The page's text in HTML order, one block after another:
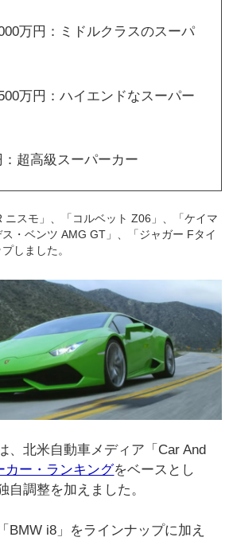
万円：ミドルクラスのスーパ
万円：ハイエンドなスーパー
超高級スーパーカー
スモ」、「コルベット Z06」、「ケイマ
・ベンツ AMG GT」、「ジャガー Fタイ
しました。
、北米自動車メディア「Car And
カー・ランキングをベースとし
自調整を加えました。
BMW i8」をラインナップに加え